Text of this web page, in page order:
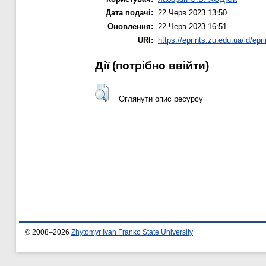
Дата подачі: 22 Черв 2023 13:50
Оновлення: 22 Черв 2023 16:51
URI:
https://eprints.zu.edu.ua/id/
Дії ​​(потрібно ввійти)
Оглянути опис ресурсу
© 2008–2026 Zhytomyr Ivan Franko State University